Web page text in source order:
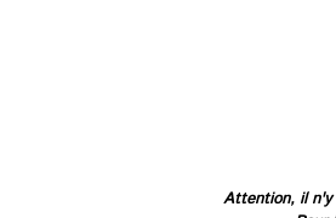
Attention, il n'y